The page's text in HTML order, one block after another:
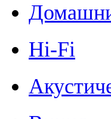
Hi-Fi